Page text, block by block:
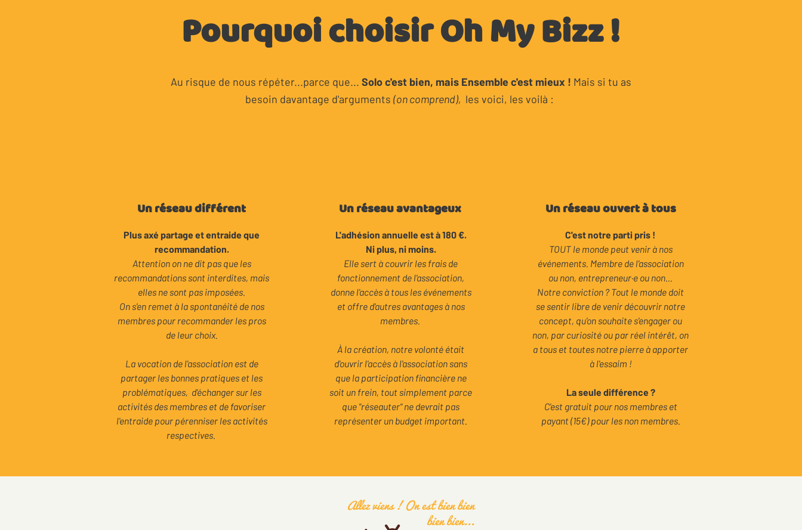
Pourquoi choisir Oh My Bizz !
Au risque de nous répéter...parce que... Solo c'est bien, mais Ensemble c'est mieux ! Mais si tu as
besoin davantage d'arguments (on comprend), les voici, les voilà :
Un réseau différent
Plus axé partage et entraide que
recommandation.
Attention on ne dit pas que les
recommandations sont interdites, mais
elles ne sont pas imposées.
On s'en remet à la spontanéité de nos
membres pour recommander les pros
de leur choix.
La vocation de l'association est de
partager les bonnes pratiques et les
problématiques, d'échanger sur les
activités des membres et de favoriser
l'entraide pour pérenniser les activités
respectives.
Un réseau avantageux
L'adhésion annuelle est à 180 €.
Ni plus, ni moins.
Elle sert à couvrir les frais de
fonctionnement de l'association,
donne l'accès à tous les événements
et offre d'autres avantages à nos
membres.
À la création, notre volonté était
d'ouvrir l'accès à l'association sans
que la participation financière ne
soit un frein, tout simplement parce
que "réseauter" ne devrait pas
représenter un budget important.
Un réseau ouvert à tous
C'est notre parti pris !
TOUT le monde peut venir à nos
événements. Membre de l'association
ou non, entrepreneur·e ou non...
Notre conviction ? Tout le monde doit
se sentir libre de venir découvrir notre
concept, qu'on souhaite s'engager ou
non, par curiosité ou par réel intérêt, on
a tous et toutes notre pierre à apporter
à l'essaim !
La seule différence ?
C'est gratuit pour nos membres et
payant (15€) pour les non membres.
Allez viens ! On est bien bien
bien bien...